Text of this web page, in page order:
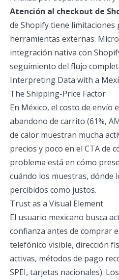
Atención al checkout de
de Shopify tiene limitaciones
herramientas externas.
integración nativa con
seguimiento del flujo
Interpreting Data with a
The Shipping-Price Factor
En México, el costo de envío
abandono de carrito (61%,
de calor muestran mucha
precios y poco en el CTA de
problema está en cómo
cuándo los muestras, dónde
percibidos como justos.
Trust as a Visual Element
El usuario mexicano busca
confianza antes de comprar
telefónico visible, dirección
activas, métodos de pago
SPEI, tarjetas nacionales).